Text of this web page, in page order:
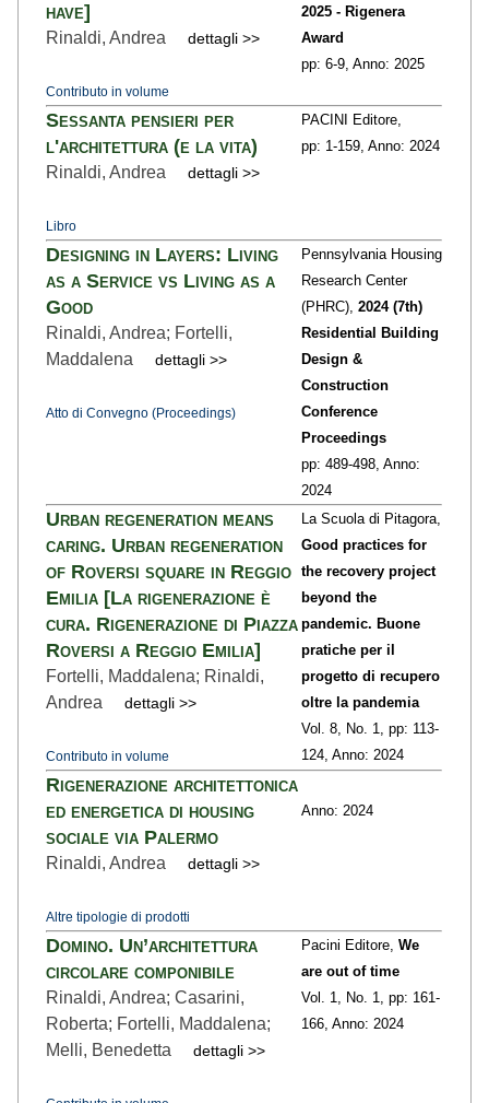
have]
Rinaldi, Andrea dettagli >>
Contributo in volume
2025 - Rigenera
Award
pp: 6-9, Anno: 2025
Sessanta pensieri per
l'architettura (e la vita)
Rinaldi, Andrea dettagli >>
Libro
PACINI Editore,
pp: 1-159, Anno: 2024
Designing in Layers: Living
as a Service vs Living as a
Good
Rinaldi, Andrea; Fortelli,
Maddalena
dettagli >>
Atto di Convegno (Proceedings)
Pennsylvania Housing
Research Center
(PHRC),2024 (7th)
Residential Building
Design &
Construction
Conference
Proceedings
pp: 489-498, Anno:
2024
Urban regeneration means
caring. Urban regeneration
of Roversi square in Reggio
Emilia [La rigenerazione è
cura. Rigenerazione di Piazza
Roversi a Reggio Emilia]
Fortelli, Maddalena; Rinaldi,
Andrea
dettagli >>
Contributo in volume
La Scuola di Pitagora,
Good practices for
the recovery project
beyond the
pandemic. Buone
pratiche per il
progetto di recupero
oltre la pandemia
Vol. 8, No. 1, pp: 113-
124, Anno: 2024
Rigenerazione architettonica
ed energetica di housing
sociale via Palermo
Rinaldi, Andrea dettagli >>
Altre tipologie di prodotti
Anno: 2024
Domino. Un’architettura
circolare componibile
Rinaldi, Andrea; Casarini,
Roberta; Fortelli, Maddalena;
Melli, Benedetta
dettagli >>
Pacini Editore,We
are out of time
Vol. 1, No. 1, pp: 161-
166, Anno: 2024